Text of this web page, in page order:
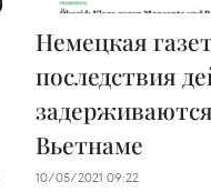
Немецкая
последствия
Вьетнаме
10/05/2021 09:22